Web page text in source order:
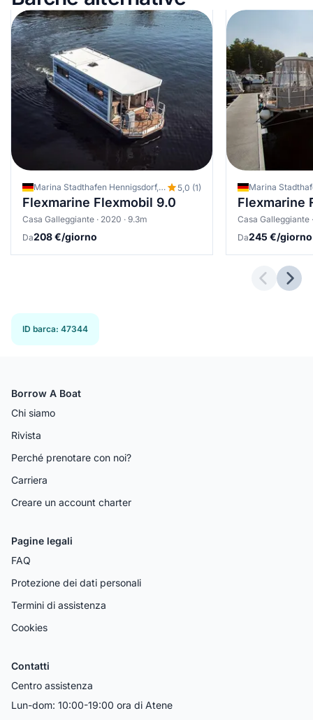
Marina Stadthafen Hennigsdorf, Berlin Hennigsdorf, Germania 5,0 (1)
Flexmarine Flexmobil 9.0
Casa Galleggiante · 2020 · 9.3m
Da208 €/giorno
Flexmarine
Casa Galleggiante
Da245 €/giorno
ID barca: 47344
Borrow A Boat
Chi siamo
Rivista
Perché prenotare con noi?
Carriera
Creare un account charter
Pagine legali
FAQ
Protezione dei dati personali
Termini di assistenza
Cookies
Contatti
Centro assistenza
Lun-dom: 10:00-19:00 ora di Atene